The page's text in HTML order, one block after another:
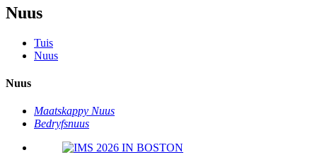
Nuus
Tuis
Nuus
Nuus
Maatskappy Nuus
Bedryfsnuus